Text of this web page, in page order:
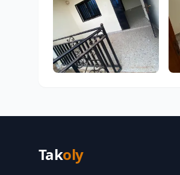
Takoly